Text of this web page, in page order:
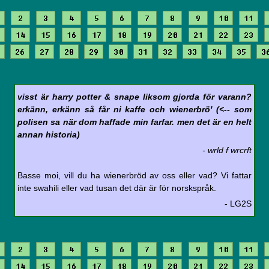
2 3 4 5 6 7 8 9 10 11
14 15 16 17 18 19 20 21 22 23
26 27 28 29 30 31 32 33 34 35
visst är harry potter & snape liksom gjorda för varann?
erkänn, erkänn så får ni kaffe och wienerbrö' (<-- som
polisen sa när dom haffade min farfar. men det är en helt
annan historia)
- wrld f wrcrft
Basse moi, vill du ha wienerbröd av oss eller vad? Vi fattar
inte swahili eller vad tusan det där är för norskspråk.
- LG2S
2 3 4 5 6 7 8 9 10 11
14 15 16 17 18 19 20 21 22 23